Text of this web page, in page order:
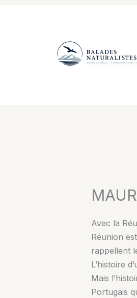
Avec la
Réunion
rappellent
L’histoire
Mais
Portugais